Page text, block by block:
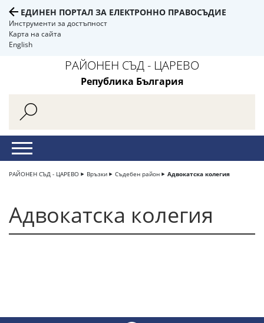
ЕДИНЕН ПОРТАЛ ЗА ЕЛЕКТРОННО ПРАВОСЪДИЕ
Инструменти за достъпност
Карта на сайта
English
РАЙОНЕН СЪД - ЦАРЕВО
Република България
РАЙОНЕН СЪД - ЦАРЕВО Връзки Съдебен район Адвокатска колегия
Адвокатска колегия